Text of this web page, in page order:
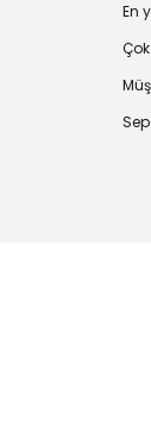
En